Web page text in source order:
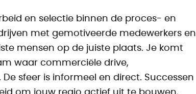
en selectie binnen de proces- en
met gemotiveerde medewerkers en
mensen op de juiste plaats. Je komt
waar commerciële drive,
sfeer is informeel en direct. Successen